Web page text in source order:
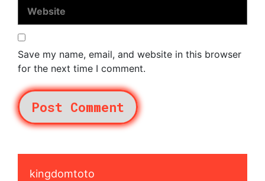
Save my name, email, and website in this browser
for the next time I comment.
kingdomtoto